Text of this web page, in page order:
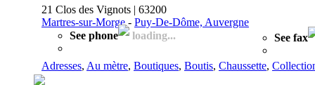
21 Clos des Vignots | 63200
Martres-sur-Morge- Puy-De-Dôme, Auvergne
See phone
loading... See fax
Adresses, Au mètre, Boutiques, Boutis, Chaussette,